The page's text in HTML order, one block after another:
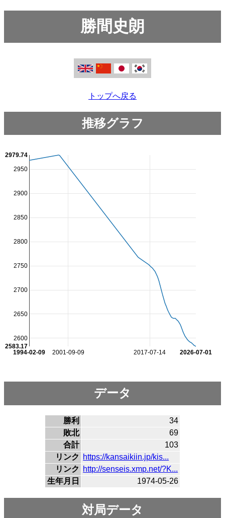
勝間史朗
トップへ戻る
推移グラフ
2001-09-09 2017-07-14
1994-02-09 2026-07-01
2600
2650
2700
2750
2800
2850
2900
2950
2583.17
2979.74
データ
勝利
34
敗北
69
合計
103
リンク
https://kansaikiin.jp/kis...
リンク
http://senseis.xmp.net/?K...
生年月日
1974-05-26
対局データ